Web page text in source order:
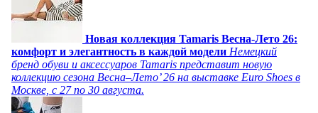
Новая коллекция Tamaris Весна-Лето 26:
комфорт и элегантность в каждой модели Немецкий
бренд обуви и аксессуаров Tamaris представит новую
коллекцию сезона Весна–Лето’ 26 на выставке Euro Shoes в
Москве, с 27 по 30 августа.